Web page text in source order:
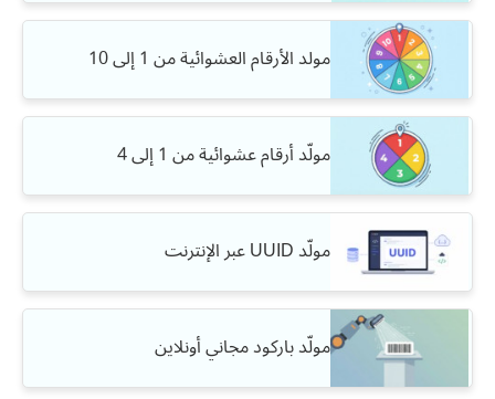
مولد الأرقام العشوائية من 1 إلى 10
مولّد أرقام عشوائية من 1 إلى 4
مولّد UUID عبر الإنترنت
مولّد باركود مجاني أونلاين